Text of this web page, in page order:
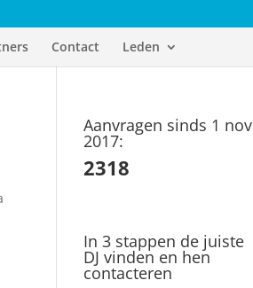
Contact Leden
Aanvragen sinds 1 nov
2017:
2318
In 3 stappen de juiste
DJ vinden en hen
contacteren